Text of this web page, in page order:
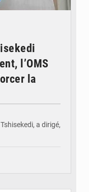
l’OMS
la
a dirigé,